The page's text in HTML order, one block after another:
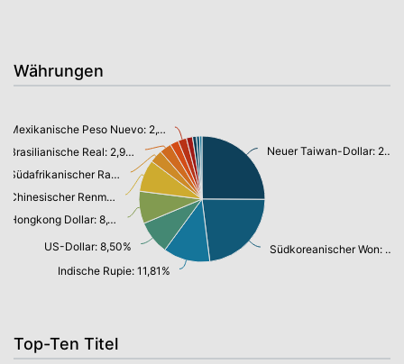
Währungen
Neuer Taiwan-Dollar: 24,61%
Südkoreanischer Won: 22,51%
Indische Rupie: 11,81%
US-Dollar: 8,50%
Hongkong Dollar: 8,18%
Chinesischer Renminbi Yuan: 8,08%
Südafrikanischer Rand: 3,28%
Brasilianische Real: 2,99%
Mexikanische Peso Nuevo: 2,14%
Top-Ten Titel